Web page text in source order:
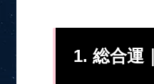
1. 総合運